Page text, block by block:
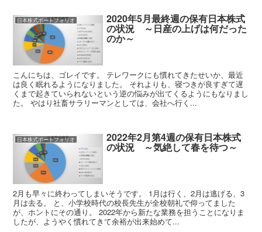
日本株式ポートフォリオ 2020年5月最終週の保有日本株式
の状況 ～日産の上げは何だった
のか～
こんにちは、ゴレイです。 テレワークにも慣れてきたせいか、最近
は良く眠れるようになりました。 それよりも、寝つきが良すぎて遅
くまで起きていられないという逆の悩みが出てくるようにもなりまし
た。 やはり社畜サラリーマンとしては、会社へ行く...
日本株式ポートフォリオ 2022年2月第4週の保有日本株式
の状況 ～気絶して春を待つ～
2月も早々に終わってしまいそうです。 1月は行く、2月は逃げる、3
月は去る。 と、小学校時代の校長先生が全校朝礼で仰ってました
が、ホントにその通り。 2022年から新たな業務を担うことになりま
したが、ようやく慣れてきて余裕が出来始めて...